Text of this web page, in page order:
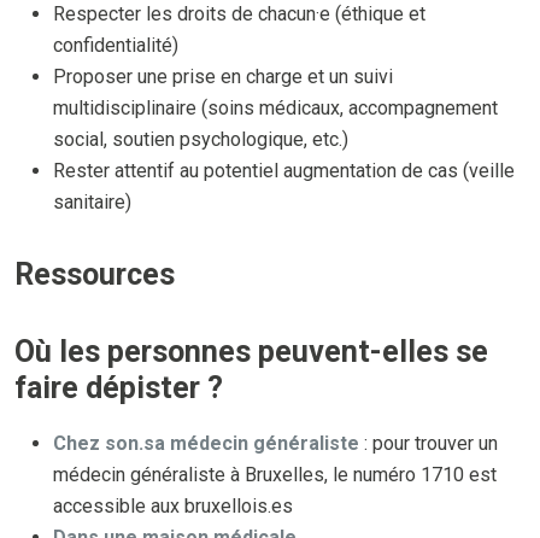
Respecter les droits de chacun·e (éthique et
confidentialité)
Proposer une prise en charge et un suivi
multidisciplinaire (soins médicaux, accompagnement
social, soutien psychologique, etc.)
Rester attentif au potentiel augmentation de cas (veille
sanitaire)
Ressources
Où les personnes peuvent-elles se
faire dépister ?
Chez son.sa médecin généraliste : pour trouver un
médecin généraliste à Bruxelles, le numéro 1710 est
accessible aux bruxellois.es